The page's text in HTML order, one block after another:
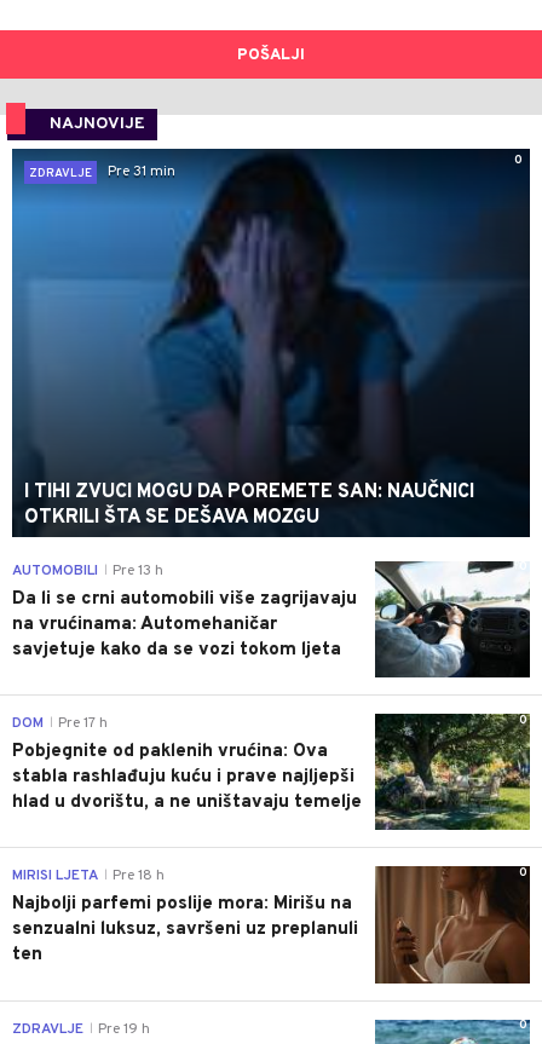
POŠALJI
NAJNOVIJE
0
ZDRAVLJE
Pre 31 min
I TIHI ZVUCI MOGU DA POREMETE SAN: NAUČNICI
OTKRILI ŠTA SE DEŠAVA MOZGU
AUTOMOBILI Pre 13 h
Da li se crni automobili više zagrijavaju
na vrućinama: Automehaničar
savjetuje kako da se vozi tokom ljeta
0
DOM Pre 17 h
Pobjegnite od paklenih vrućina: Ova
stabla rashlađuju kuću i prave najljepši
hlad u dvorištu, a ne uništavaju temelje
0
MIRISI LJETA Pre 18 h
Najbolji parfemi poslije mora: Mirišu na
senzualni luksuz, savršeni uz preplanuli
ten
0
ZDRAVLJE Pre 19 h